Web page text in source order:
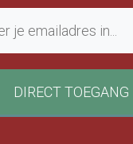
DIRECT TOEGANG